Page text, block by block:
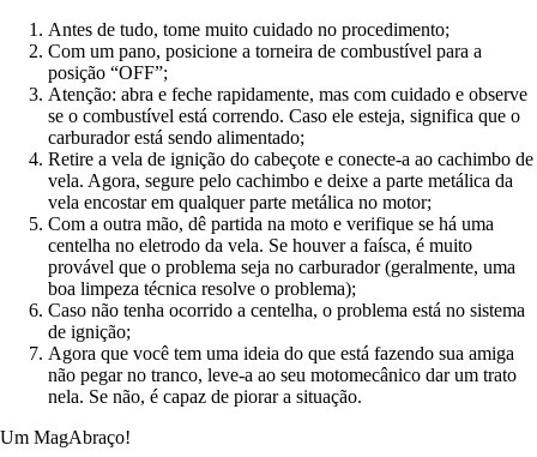
Antes de tudo, tome muito cuidado no procedimento;
Com um pano, posicione a torneira de combustível para a
posição “OFF”;
Atenção: abra e feche rapidamente, mas com cuidado e observe
se o combustível está correndo. Caso ele esteja, significa que o
carburador está sendo alimentado;
Retire a vela de ignição do cabeçote e conecte-a ao cachimbo de
vela. Agora, segure pelo cachimbo e deixe a parte metálica da
vela encostar em qualquer parte metálica no motor;
Com a outra mão, dê partida na moto e verifique se há uma
centelha no eletrodo da vela. Se houver a faísca, é muito
provável que o problema seja no carburador (geralmente, uma
boa limpeza técnica resolve o problema);
Caso não tenha ocorrido a centelha, o problema está no sistema
de ignição;
Agora que você tem uma ideia do que está fazendo sua amiga
não pegar no tranco, leve-a ao seu motomecânico dar um trato
nela. Se não, é capaz de piorar a situação.
Um MagAbraço!